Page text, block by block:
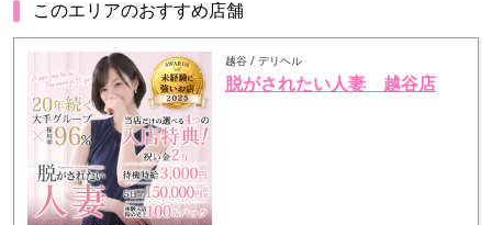
このエリアのおすすめ店舗
越谷 / デリヘル
脱がされたい人妻 越谷店